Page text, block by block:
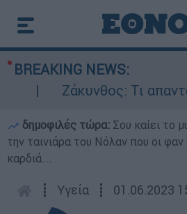
BREAKING NEWS:
Ζάκυνθος: Τι απαντά η
δημοφιλές τώρα: Σου καίει το
την ταινιάρα του Νόλαν που οι
καρδιά...
┋ Υγεία ┋ 01.06.2023